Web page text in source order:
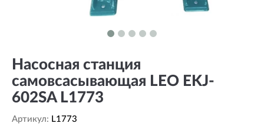
Насосная станция
самовсасывающая LEO EKJ-
602SA L1773
Артикул: L1773